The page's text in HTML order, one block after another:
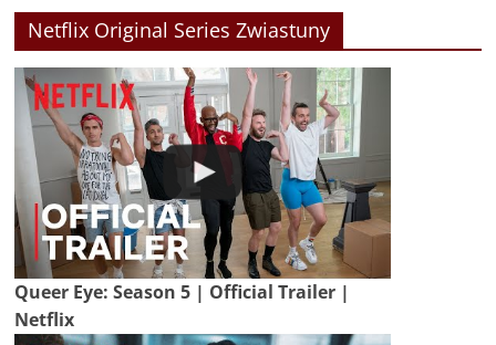
Netflix Original Series Zwiastuny
Queer Eye: Season 5 | Official Trailer |
Netflix